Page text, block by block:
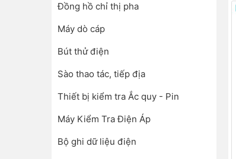
Đồng hồ chỉ thị pha
Máy dò cáp
Bút thử điện
Sào thao tác, tiếp địa
Thiết bị kiểm tra Ắc quy - Pin
Máy Kiểm Tra Điện Áp
Bộ ghi dữ liệu điện